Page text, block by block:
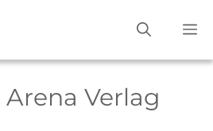
Arena Verlag